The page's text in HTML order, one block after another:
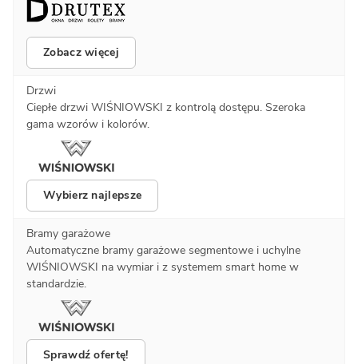
Zobacz więcej
Drzwi
Ciepłe drzwi WIŚNIOWSKI z kontrolą dostępu. Szeroka
gama wzorów i kolorów.
Wybierz najlepsze
Bramy garażowe
Automatyczne bramy garażowe segmentowe i uchylne
WIŚNIOWSKI na wymiar i z systemem smart home w
standardzie.
Sprawdź ofertę!